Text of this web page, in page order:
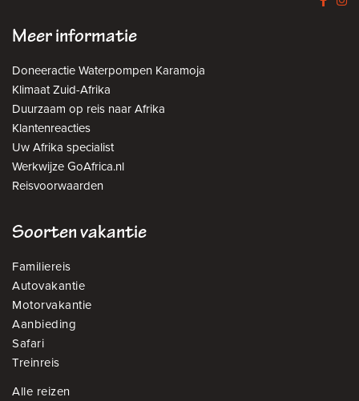
Meer informatie
Doneeractie Waterpompen Karamoja
Klimaat Zuid-Afrika
Duurzaam op reis naar Afrika
Klantenreacties
Uw Afrika specialist
Werkwijze GoAfrica.nl
Reisvoorwaarden
Soorten vakantie
Familiereis
Autovakantie
Motorvakantie
Aanbieding
Safari
Treinreis
Alle reizen